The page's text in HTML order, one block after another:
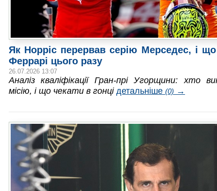
Як Норріс перервав серію Мерседес, і
Феррарі цього разу
26.07.2026 13:07
Аналіз кваліфікації Гран-прі Угорщини: хто
місію, і що чекати в гонці детальніше (0) →